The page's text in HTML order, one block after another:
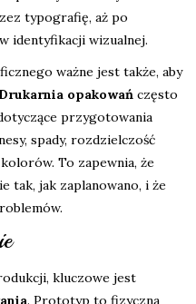
typografię, aż po
identyfikacji wizualnej.
ważne jest także, aby
Drukarnia opakowań często
przygotowania
spady, rozdzielczość
To zapewnia, że
tak, jak zaplanowano, i że
kluczowe jest
. Prototyp to fizyczna